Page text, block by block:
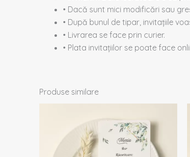
• Dacă sunt mici modificări sau
• După bunul de tipar, invitațiile
• Livrarea se face prin curier.
• Plata invitațiilor se poate face
Produse similare